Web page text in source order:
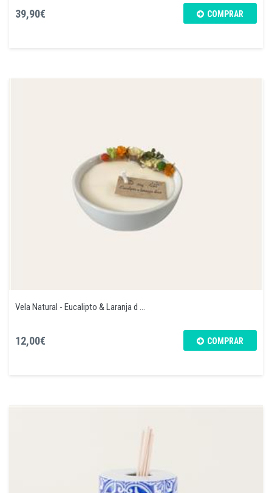
39,90€ COMPRAR
Vela Natural - Eucalipto & Laranja d ...
12,00€ COMPRAR